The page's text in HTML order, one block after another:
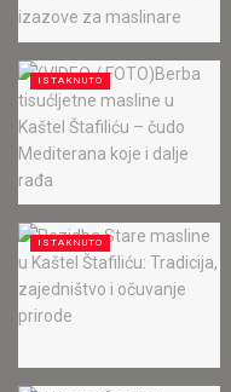
ISTAKNUTO
ISTAKNUTO